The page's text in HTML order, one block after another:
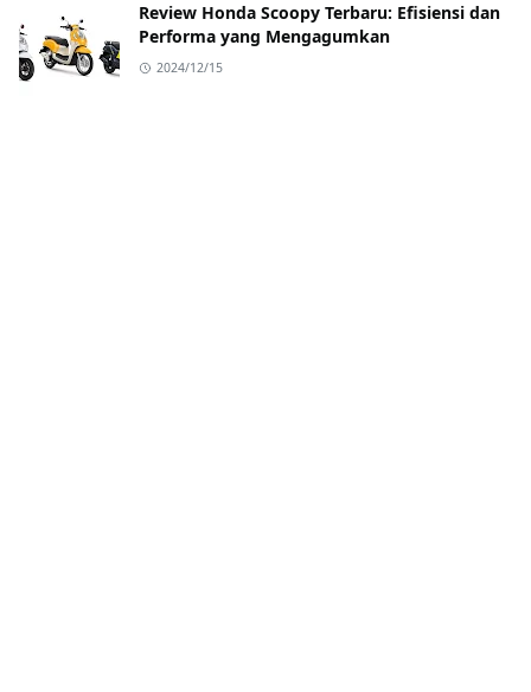
Review Honda Scoopy Terbaru: Efisiensi dan
Performa yang Mengagumkan
2024/12/15